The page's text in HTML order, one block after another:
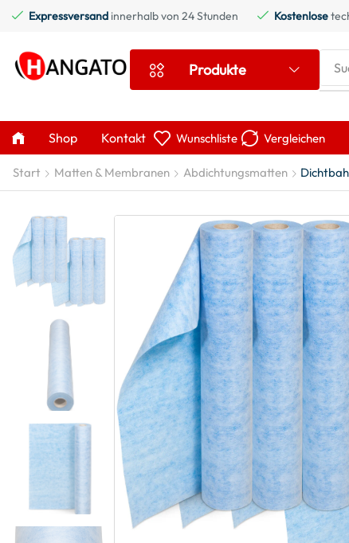
Expressversand innerhalb von 24 Stunden Kostenlose
Produkte
Shop Kontakt Wunschliste Vergleichen
Start Matten & Membranen Abdichtungsmatten